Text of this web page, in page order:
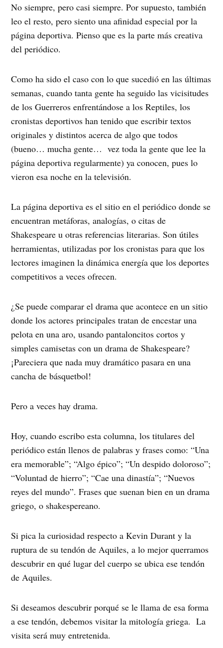
No siempre, pero casi siempre. Por supuesto, también
leo el resto, pero siento una afinidad especial por la
página deportiva. Pienso que es la parte más creativa
del periódico.
Como ha sido el caso con lo que sucedió en las últimas
semanas, cuando tanta gente ha seguido las vicisitudes
de los Guerreros enfrentándose a los Reptiles, los
cronistas deportivos han tenido que escribir textos
originales y distintos acerca de algo que todos
(bueno… mucha gente… vez toda la gente que lee la
página deportiva regularmente) ya conocen, pues lo
vieron esa noche en la televisión.
La página deportiva es el sitio en el periódico donde se
encuentran metáforas, analogías, o citas de
Shakespeare u otras referencias literarias. Son útiles
herramientas, utilizadas por los cronistas para que los
lectores imaginen la dinámica energía que los deportes
competitivos a veces ofrecen.
¿Se puede comparar el drama que acontece en un sitio
donde los actores principales tratan de encestar una
pelota en una aro, usando pantaloncitos cortos y
simples camisetas con un drama de Shakespeare?
¡Pareciera que nada muy dramático pasara en una
cancha de básquetbol!
Pero a veces hay drama.
Hoy, cuando escribo esta columna, los titulares del
periódico están llenos de palabras y frases como: “Una
era memorable”; “Algo épico”; “Un despido doloroso”;
“Voluntad de hierro”; “Cae una dinastía”; “Nuevos
reyes del mundo”. Frases que suenan bien en un drama
griego, o shakespereano.
Si pica la curiosidad respecto a Kevin Durant y la
ruptura de su tendón de Aquiles, a lo mejor querramos
descubrir en qué lugar del cuerpo se ubica ese tendón
de Aquiles.
Si deseamos descubrir porqué se le llama de esa forma
a ese tendón, debemos visitar la mitología griega. La
visita será muy entretenida.